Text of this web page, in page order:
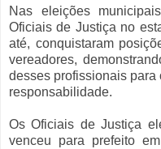
Nas eleições
Oficiais de Justiça no
até, conquistaram
vereadores,
desses profissionais
responsabilidade.
Os Oficiais de Justiça
venceu para prefeito